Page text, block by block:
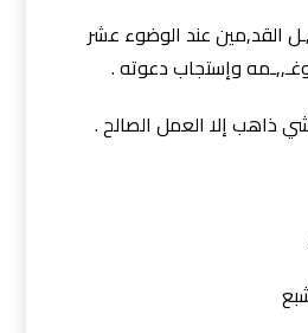
القد,مين عند الوضوء عشر
وإستجاب دعوته .
شي ذاهب إلا العمل الصالح .